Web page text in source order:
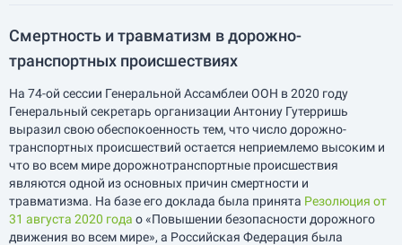
Смертность и травматизм в дорожно-
транспортных происшествиях
На 74-ой сессии Генеральной Ассамблеи ООН в 2020 году
Генеральный секретарь организации Антониу Гутерришь
выразил свою обеспокоенность тем, что число дорожно-
транспортных происшествий остается неприемлемо высоким и
что во всем мире дорожнотранспортные происшествия
являются одной из основных причин смертности и
травматизма. На базе его доклада была принята Резолюция от
31 августа 2020 года о «Повышении безопасности дорожного
движения во всем мире», а Российская Федерация была